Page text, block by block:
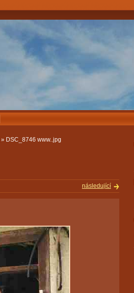
» DSC_8746 www..jpg
následující